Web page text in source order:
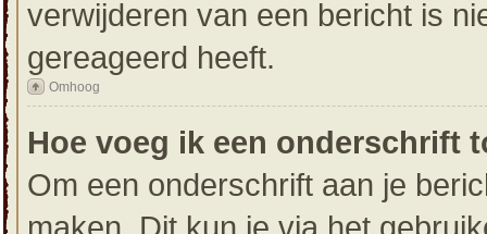
verwijderen van een bericht is
gereageerd heeft.
Omhoog
Hoe voeg ik een onderschrift
Om een onderschrift aan je